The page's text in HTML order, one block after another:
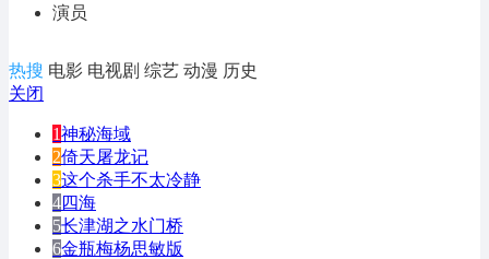
演员
热搜 电影 电视剧 综艺 动漫 历史
关闭
1神秘海域
2倚天屠龙记
3这个杀手不太冷静
4四海
5长津湖之水门桥
6金瓶梅杨思敏版